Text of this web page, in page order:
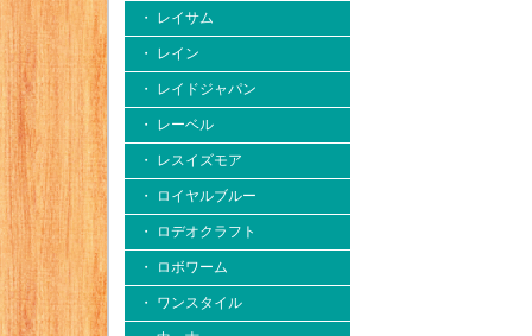
・ レイサム
・ レイン
・ レイドジャパン
・ レーベル
・ レスイズモア
・ ロイヤルブルー
・ ロデオクラフト
・ ロボワーム
・ ワンスタイル